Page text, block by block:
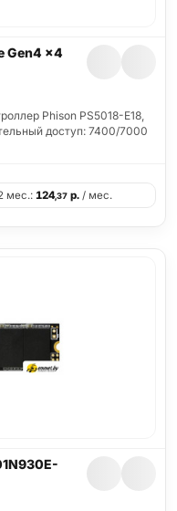
Gen4 x4
Phison PS5018-E18,
доступ: 7400/7000
мес.: 124,37 р. / мес.